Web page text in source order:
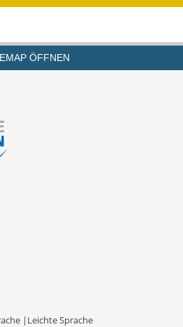
Veranstaltungen
ÖFFNEN
| Leichte Sprache